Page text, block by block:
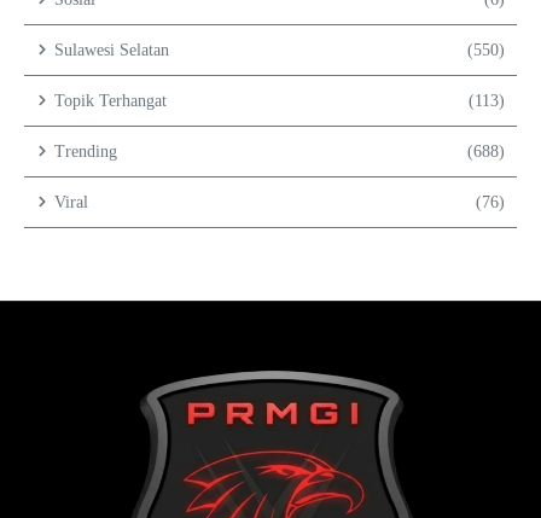
Sulawesi Selatan (550)
Topik Terhangat (113)
Trending (688)
Viral (76)